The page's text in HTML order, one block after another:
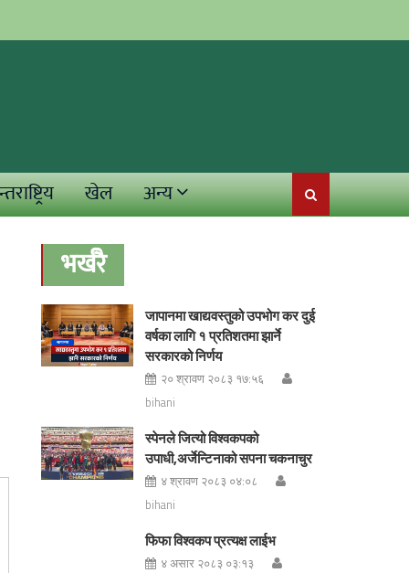
खेल अन्य
भर्खरै
जापानमा खाद्यवस्तुको उपभोग कर दुई
वर्षका लागि १ प्रतिशतमा झार्ने
सरकारको निर्णय
२० श्रावण २०८३ १७:५६
bihani
स्पेनले जित्यो विश्वकपको
उपाधी,अर्जेन्टिनाको सपना चकनाचुर
४ श्रावण २०८३ ०४:०८
bihani
फिफा विश्वकप प्रत्यक्ष लाईभ
४ असार २०८३ ०३:१३